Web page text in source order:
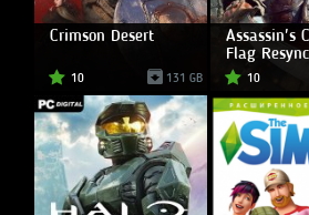
Crimson Desert
10 131 GB
Assassin's
Flag
10